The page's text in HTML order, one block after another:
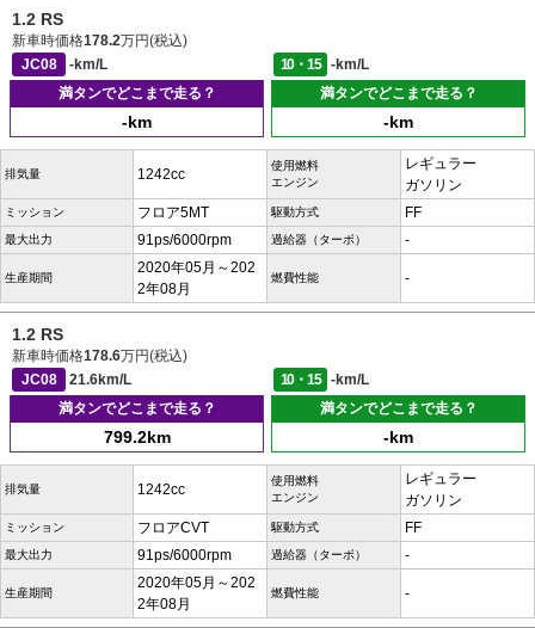
1.2 RS
新車時価格178.2万円(税込)
JC08
-km/L 10・15
-km/L
満タンでどこまで走る？
-km
満タンでどこまで走る？
-km
排気量 1242cc
使用燃料
エンジン
レギュラー
ガソリン
ミッション フロア5MT 駆動方式 FF
最大出力 91ps/6000rpm 過給器（ターボ） -
生産期間
2020年05月～202
2年08月
燃費性能 -
1.2 RS
新車時価格178.6万円(税込)
JC08
21.6km/L 10・15
-km/L
満タンでどこまで走る？
799.2km
満タンでどこまで走る？
-km
排気量 1242cc
使用燃料
エンジン
レギュラー
ガソリン
ミッション フロアCVT 駆動方式 FF
最大出力 91ps/6000rpm 過給器（ターボ） -
生産期間
2020年05月～202
2年08月
燃費性能 -